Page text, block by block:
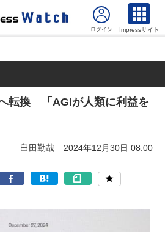
Impressサイト
転換 「AGIが人類に利益を
臼田勤哉 2024年12月30日 08:00